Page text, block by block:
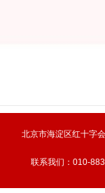
北京市海淀区红十字会
联系我们：010-